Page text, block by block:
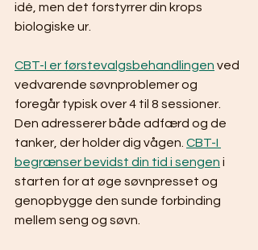
idé, men det forstyrrer din krops
biologiske ur.
CBT-I er førstevalgsbehandlingen ved
vedvarende søvnproblemer og
foregår typisk over 4 til 8 sessioner.
Den adresserer både adfærd og de
tanker, der holder dig vågen. CBT-I
begrænser bevidst din tid i sengen i
starten for at øge søvnpresset og
genopbygge den sunde forbinding
mellem seng og søvn.